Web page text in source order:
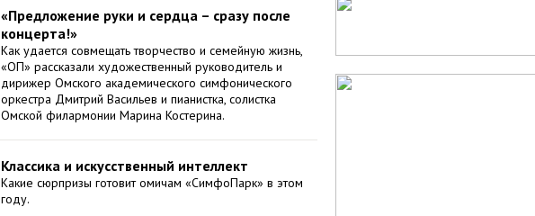
«Предложение руки и сердца – сразу после
концерта!»
Как удается совмещать творчество и семейную жизнь,
«ОП» рассказали художественный руководитель и
дирижер Омского академического симфонического
оркестра Дмитрий Васильев и пианистка, солистка
Омской филармонии Марина Костерина.
Классика и искусственный интеллект
Какие сюрпризы готовит омичам «СимфоПарк» в этом
году.